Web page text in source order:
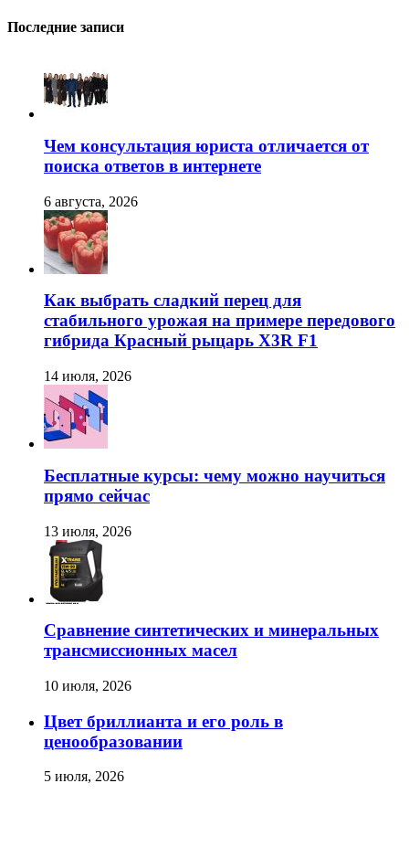
Последние записи
Чем консультация юриста отличается от
поиска ответов в интернете
6 августа, 2026
Как выбрать сладкий перец для
стабильного урожая на примере передового
гибрида Красный рыцарь X3R F1
14 июля, 2026
Бесплатные курсы: чему можно научиться
прямо сейчас
13 июля, 2026
Сравнение синтетических и минеральных
трансмиссионных масел
10 июля, 2026
Цвет бриллианта и его роль в
ценообразовании
5 июля, 2026